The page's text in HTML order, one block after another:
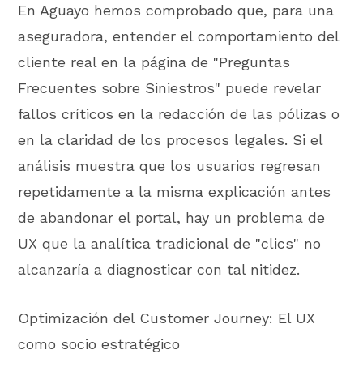
En Aguayo hemos comprobado que, para una
aseguradora, entender el comportamiento del
cliente real en la página de "Preguntas
Frecuentes sobre Siniestros" puede revelar
fallos críticos en la redacción de las pólizas o
en la claridad de los procesos legales. Si el
análisis muestra que los usuarios regresan
repetidamente a la misma explicación antes
de abandonar el portal, hay un problema de
UX que la analítica tradicional de "clics" no
alcanzaría a diagnosticar con tal nitidez.
Optimización del Customer Journey: El UX
como socio estratégico